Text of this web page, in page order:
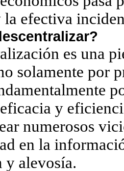
efectiva
es una
solamente por
y
numerosos
en la
y alevosía.